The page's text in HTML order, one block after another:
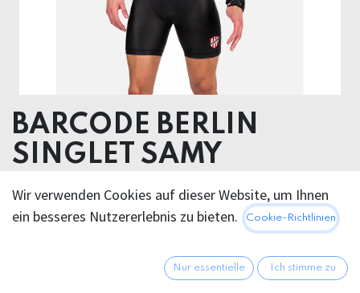
BARCODE BERLIN
SINGLET SAMY
52% Polyester 45% Polyurethane 3% Elastan
70,95€ Alle Preise inkl. MwSt.zzgl.
Wir verwenden Cookies auf dieser Website, um Ihnen
ein besseres Nutzererlebnis zu bieten.
Cookie-Richtlinien
Nur essentielle Ich stimme zu